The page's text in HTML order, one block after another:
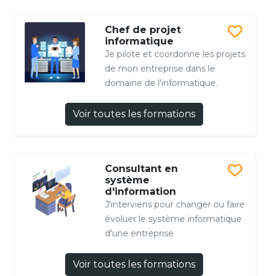
Chef de projet
informatique
Je pilote et coordonne les projets
de mon entreprise dans le
domaine de l'informatique.
Voir toutes les formations
Consultant en
système
d'information
J'interviens pour changer ou faire
évoluer le système informatique
d'une entreprise
Voir toutes les formations